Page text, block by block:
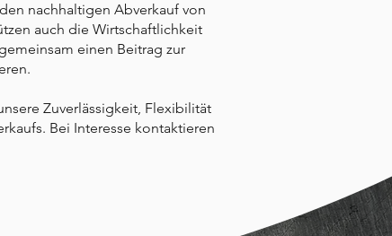
nachhaltigen Abverkauf von
auch die Wirtschaftlichkeit
einen Beitrag zur
Zuverlässigkeit, Flexibilität
Bei Interesse kontaktieren